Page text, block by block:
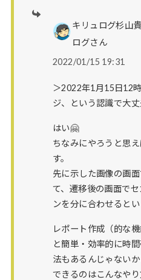
キリュログ杉山
ログさん
2022/01/15 19:31
＞2022年1月15日12
ジ、という認識で大
はい🤗
ちなみにやろうと思
す。
先に示した画像の画
て、遷移後の画面で
ンを分に合わせるとい
レポート作成（的な
と簡単・効率的に時
法もあるんじゃない
できるのはこんなやり